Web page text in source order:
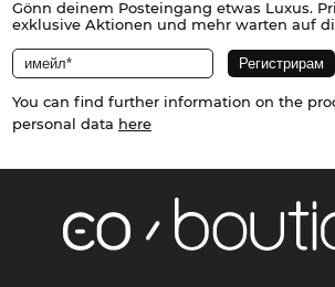
Gönn deinem Posteingang etwas Luxus.
exklusive Aktionen und mehr warten auf
You can find further information on the
personal data here